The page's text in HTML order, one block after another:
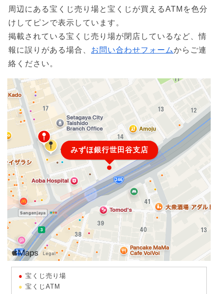
周辺にある宝くじ売り場と宝くじが買えるATMを色分
けしてピンで表示しています。
掲載されている宝くじ売り場が閉店しているなど、情
報に誤りがある場合、 お問い合わせフォームからご連
絡ください。
みずほ銀行世田谷支店
宝くじ売り場
宝くじATM